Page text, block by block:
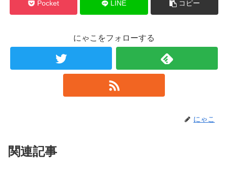
Pocket LINE コピー
にゃこをフォローする
にゃこ
関連記事